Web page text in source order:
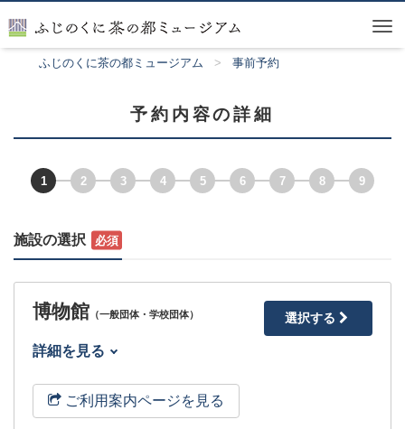
ふじのくに茶の都ミュージアム 事前予約
予約内容の詳細
1 2 3 4 5 6 7 8 9
施設の選択
博物館 （一般団体・学校団体） 選択する
詳細を見る
ご利用案内ページを見る